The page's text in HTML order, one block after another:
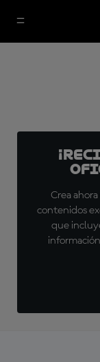
Crea
contenidos
que